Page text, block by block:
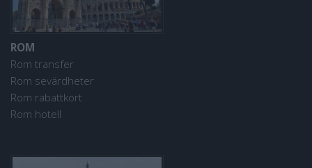
ROM
Rom transfer
Rom sevärdheter
Rom rabattkort
Rom hotell